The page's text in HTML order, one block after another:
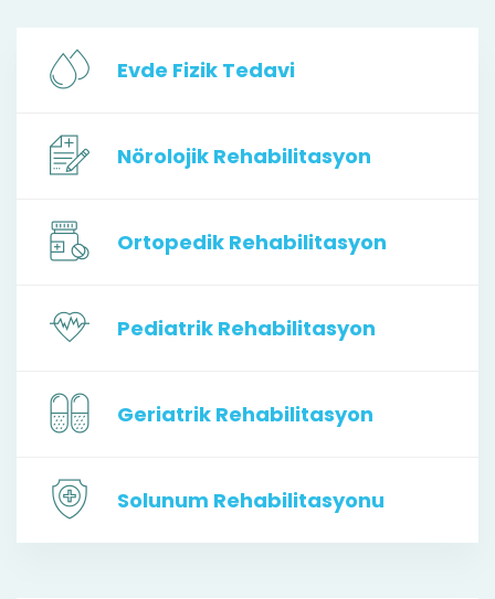
Evde Fizik Tedavi
Nörolojik Rehabilitasyon
Ortopedik Rehabilitasyon
Pediatrik Rehabilitasyon
Geriatrik Rehabilitasyon
Solunum Rehabilitasyonu